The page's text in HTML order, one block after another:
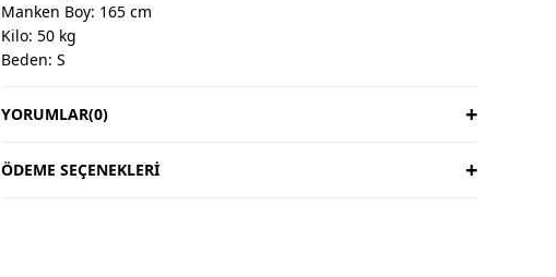
Manken Boy: 165 cm
Kilo: 50 kg
Beden: S
Değişim & İade
Değişim süresi 3 iş günüdür.
Kargo alıcıya aittir.
YORUMLAR(0)
ÖDEME SEÇENEKLERI